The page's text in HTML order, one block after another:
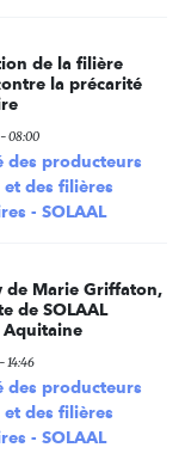
de la filière
la précarité
08:00
des producteurs
des filières
- SOLAAL
de Marie Griffaton,
de SOLAAL
Aquitaine
14:46
des producteurs
des filières
- SOLAAL